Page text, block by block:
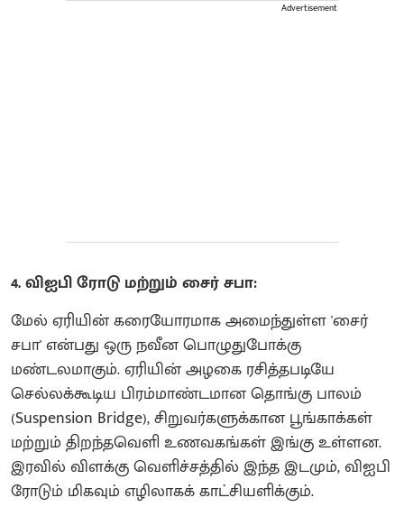
Advertisement
4. விஐபி ரோடு மற்றும் சைர் சபா:
மேல் ஏரியின் கரையோரமாக அமைந்துள்ள 'சைர்
சபா' என்பது ஒரு நவீன பொழுதுபோக்கு
மண்டலமாகும். ஏரியின் அழகை ரசித்தபடியே
செல்லக்கூடிய பிரம்மாண்டமான தொங்கு பாலம்
(Suspension Bridge), சிறுவர்களுக்கான பூங்காக்கள்
மற்றும் திறந்தவெளி உணவகங்கள் இங்கு உள்ளன.
இரவில் விளக்கு வெளிச்சத்தில் இந்த இடமும், விஐபி
ரோடும் மிகவும் எழிலாகக் காட்சியளிக்கும்.